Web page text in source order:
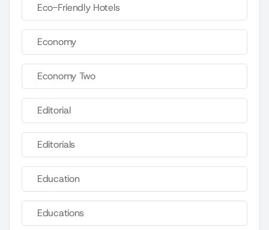
Eco-Friendly Hotels
Economy
Economy Two
Editorial
Editorials
Education
Educations